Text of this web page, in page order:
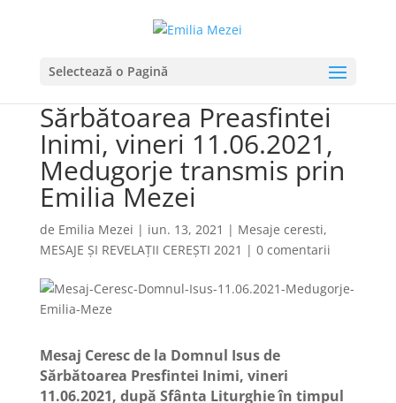
Selectează o Pagină
Mesaj Ceresc de la
Domnul Isus de
Sărbătoarea Preasfintei
Inimi, vineri 11.06.2021,
Medugorje transmis prin
Emilia Mezei
de Emilia Mezei | iun. 13, 2021 | Mesaje ceresti,
MESAJE ȘI REVELAȚII CEREȘTI 2021 | 0 comentarii
Mesaj Ceresc de la Domnul Isus de
Sărbătoarea Presfintei Inimi, vineri
11.06.2021, după Sfânta Liturghie în timpul